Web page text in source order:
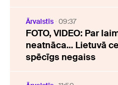
Ārvalstīs 09:37
FOTO, VIDEO: Par
neatnāca… Lietuvā
spēcīgs negaiss